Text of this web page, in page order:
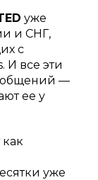
уже
и СНГ,
с
И все эти
—
ее у
уже